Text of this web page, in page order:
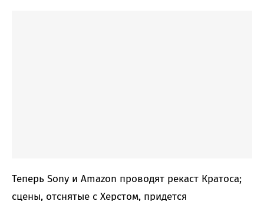
Теперь Sony и Amazon проводят рекаст Кратоса;
сцены, отснятые с Херстом, придется